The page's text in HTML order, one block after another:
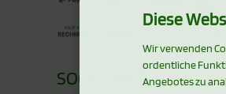
SOCIAL MEDIA
Diese
Wir verwenden
ordentliche
Angebotes zu